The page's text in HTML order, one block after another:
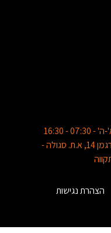
- 16:30
צבי ברגמן 14, א.ת. סגולה -
הצהרת נגישות